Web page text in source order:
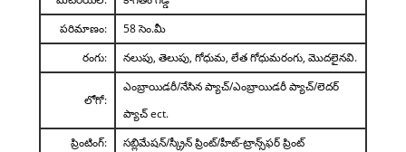
పరిమాణం:
58 సెం.మీ
రంగు:
నలుపు, తెలుపు, గోధుమ, లేత గోధుమరంగు, మొదలైనవి.
లోగో:
ఎంబ్రాయిడరీ/నేసిన ప్యాచ్/ఎంబ్రాయిడరీ ప్యాచ్/లెదర్
ప్యాచ్ ect.
ప్రింటింగ్:
సబ్లిమేషన్/స్క్రీన్ ప్రింట్/హీట్-ట్రాన్స్‌ఫర్ ప్రింట్